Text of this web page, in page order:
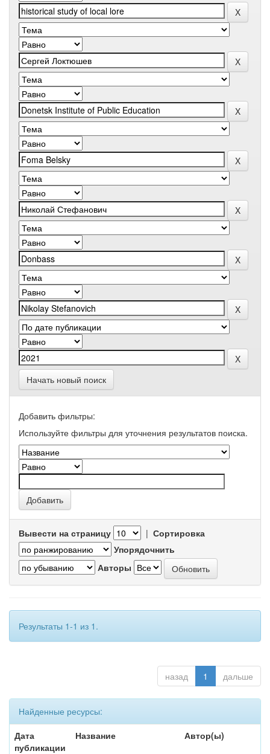
Начать новый поиск
Добавить фильтры:
Используйте фильтры для уточнения результатов поиска.
Вывести на страницу | Сортировка
Упорядочнить
Авторы
Результаты 1-1 из 1.
назад 1 дальше
Найденные ресурсы:
Дата
публикации
Название Автор(ы)